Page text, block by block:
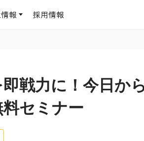
レで、
織成果
ラーニングプラッ
専門家がAIや組織開発を深掘り解説する
す
よくある質問
報 採用情報
戦力に！今日か
セミナー